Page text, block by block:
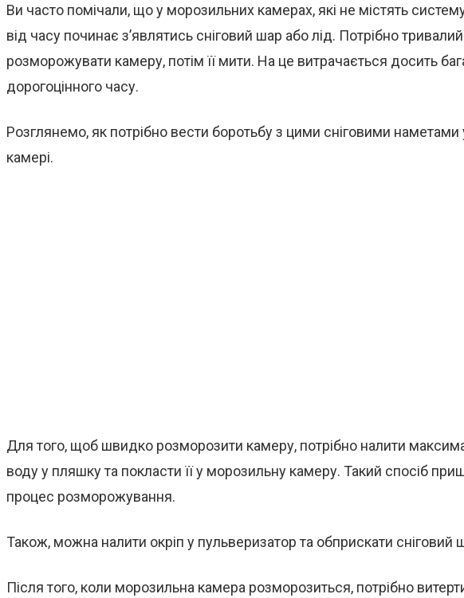
Ви часто помічали, що у морозильних камерах, які не містять
від часу починає з’являтись сніговий шар або лід. Потрібно
розморожувати камеру, потім її мити. На це витрачається досить
дорогоцінного часу.
Розглянемо, як потрібно вести боротьбу з цими сніговими наметами
камері.
Для того, щоб швидко розморозити камеру, потрібно налити
воду у пляшку та покласти її у морозильну камеру. Такий спосіб
процес розморожування.
Також, можна налити окріп у пульверизатор та обприскати сніговий
Після того, коли морозильна камера розморозиться, потрібно